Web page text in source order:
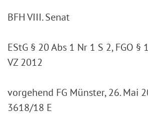
BFH VIII. Senat
EStG § 20 Abs 1 Nr 1 S 2, FGO §
VZ 2012
vorgehend FG Münster, 26. Mai
3618/18 E